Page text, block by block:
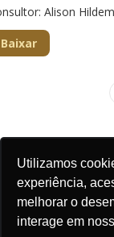
Utilizamos
experiência,
melhorar o
interage em
Alison
Baixar
O site CESB -
continuar sua